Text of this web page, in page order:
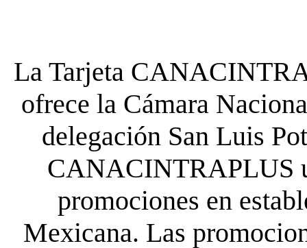
La Tarjeta
ofrece la Cámara
delegación San Luis
CANACINTRAPLUS
promociones en
Mexicana. Las